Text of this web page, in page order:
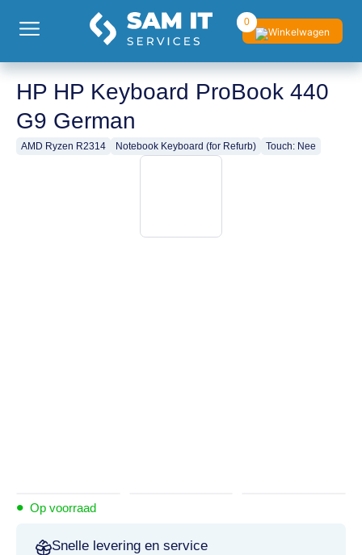
0
HP HP Keyboard ProBook 440
G9 German
AMD Ryzen R2314 Notebook Keyboard (for Refurb) Touch: Nee
• Op voorraad
Snelle levering en service